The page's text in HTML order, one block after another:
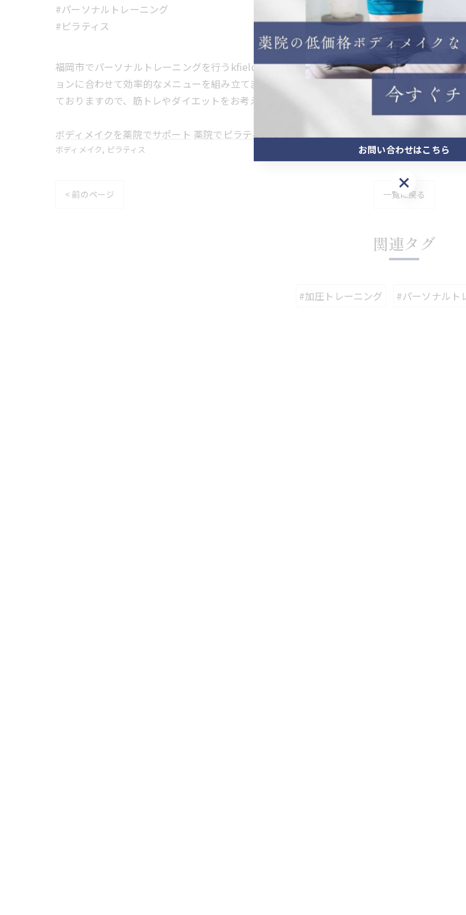
#パーソナルトレーニング
#ピラティス
福岡市でパーソナルトレーニングを行うkfield studio 薬院 ボディメイクでは、パーソナルス
ョンに合わせて効率的なメニューを組み立てます。 当ジムは、薬院大通駅（動植物園口）か
ておりますので、筋トレやダイエットをお考えの方はお気軽にご利用ください。
ボディメイクを薬院でサポート 薬院でピラティスクラスを開講
ボディメイク ピラティス
< 前のページ 一覧に戻る
関連タグ
#加圧トレーニング #パーソナルト
お問い合わせはこちら
お問い合わせはこちら